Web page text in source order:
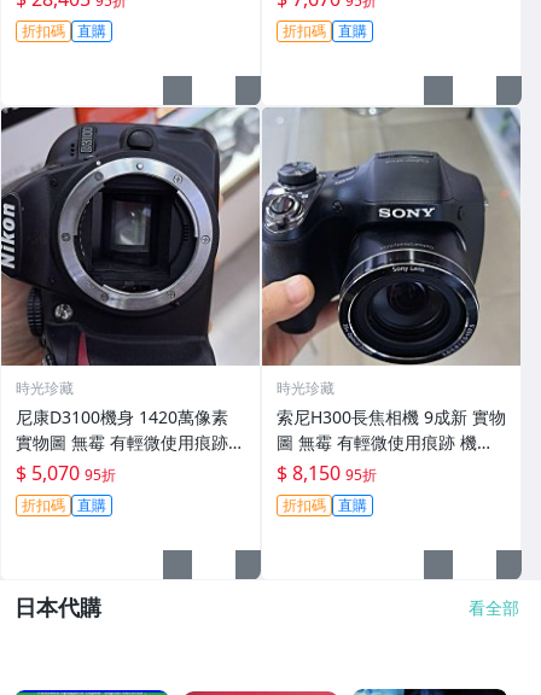
折扣碼 直購
30
折扣碼 直購
時光珍藏
尼康D3100機身 1420萬像素
實物圖 無霉 有輕微使用痕跡
機身原裝 無拆修無翻新 臨-34
3
$ 5,070 95折
折扣碼 直購
時光珍藏
索尼H300長焦相機 9成新 實物
圖 無霉 有輕微使用痕跡 機身
鏡頭原裝 無拆修無翻新-3430
$ 8,150 95折
折扣碼 直購
日本代購 看全部